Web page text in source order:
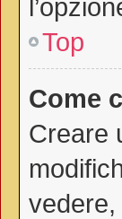
Top
Come
Creare
vedere,